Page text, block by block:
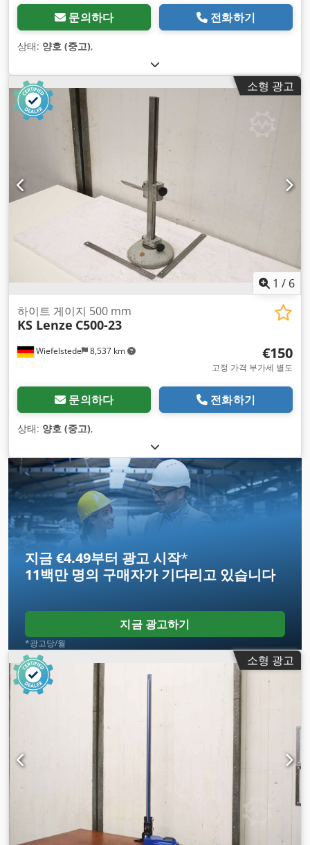
문의하다 전화하기
상태: 양호 (중고),
소형 광고
1 / 6
Wiefelstede 8,537 km
하이트 게이지 500 mm
KS Lenze C500-23
€150
고정 가격 부가세 별도
문의하다 전화하기
상태: 양호 (중고),
지금 €4.49부터 광고 시작*
11백만 명의 구매자가 기다리고 있습니다
지금 광고하기
*광고당/월
소형 광고